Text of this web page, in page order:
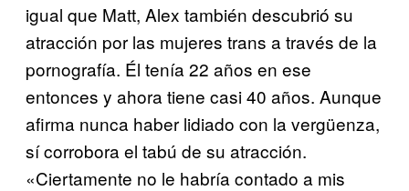
igual que Matt, Alex también descubrió su
atracción por las mujeres trans a través de la
pornografía. Él tenía 22 años en ese
entonces y ahora tiene casi 40 años. Aunque
afirma nunca haber lidiado con la vergüenza,
sí corrobora el tabú de su atracción.
«Ciertamente no le habría contado a mis